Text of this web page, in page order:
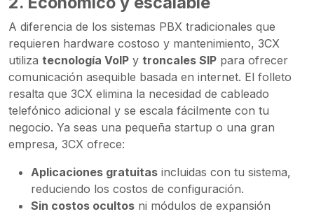
A diferencia de los sistemas PBX tradicionales que
requieren hardware costoso y mantenimiento, 3CX
utiliza tecnología VoIP y troncales SIP para ofrecer
comunicación asequible basada en internet. El folleto
resalta que 3CX elimina la necesidad de cableado
telefónico adicional y se escala fácilmente con tu
negocio. Ya seas una pequeña startup o una gran
empresa, 3CX ofrece:
Aplicaciones gratuitas incluidas con tu sistema,
reduciendo los costos de configuración.
Sin costos ocultos ni módulos de expansión